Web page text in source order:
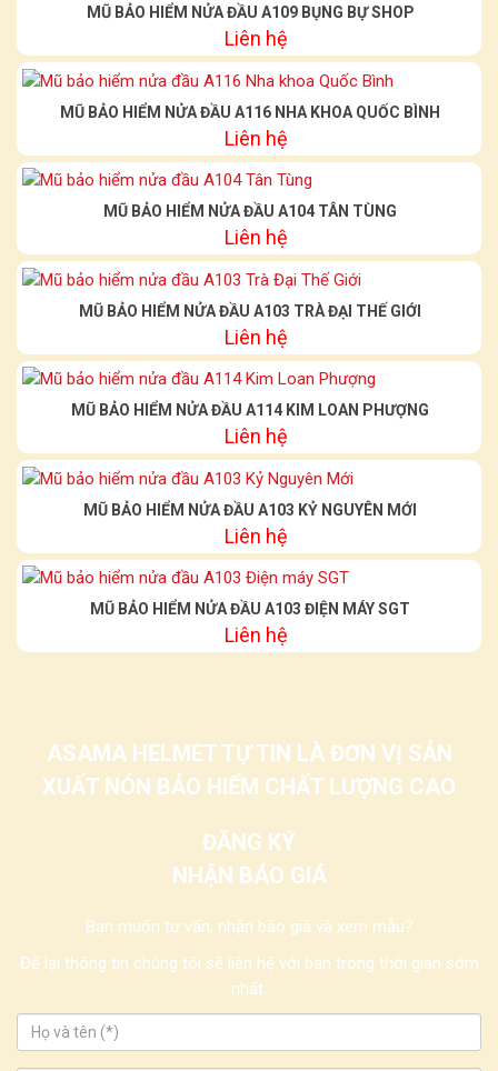
MŨ BẢO HIỂM NỬA ĐẦU A109 BỤNG BỰ SHOP
Liên hệ
MŨ BẢO HIỂM NỬA ĐẦU A116 NHA KHOA QUỐC BÌNH
Liên hệ
MŨ BẢO HIỂM NỬA ĐẦU A104 TÂN TÙNG
Liên hệ
MŨ BẢO HIỂM NỬA ĐẦU A103 TRÀ ĐẠI THẾ GIỚI
Liên hệ
MŨ BẢO HIỂM NỬA ĐẦU A114 KIM LOAN PHƯỢNG
Liên hệ
MŨ BẢO HIỂM NỬA ĐẦU A103 KỶ NGUYÊN MỚI
Liên hệ
MŨ BẢO HIỂM NỬA ĐẦU A103 ĐIỆN MÁY SGT
Liên hệ
ASAMA HELMET TỰ TIN LÀ ĐƠN VỊ SẢN
XUẤT NÓN BẢO HIỂM CHẤT LƯỢNG CAO
ĐĂNG KÝ
NHẬN BÁO GIÁ
Bạn muốn tư vấn, nhận báo giá và xem mẫu?
Để lại thông tin chúng tôi sẽ liên hệ với bạn trong thời gian sớm
nhất.